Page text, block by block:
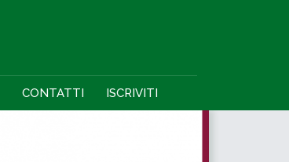
CONTATTI ISCRIVITI